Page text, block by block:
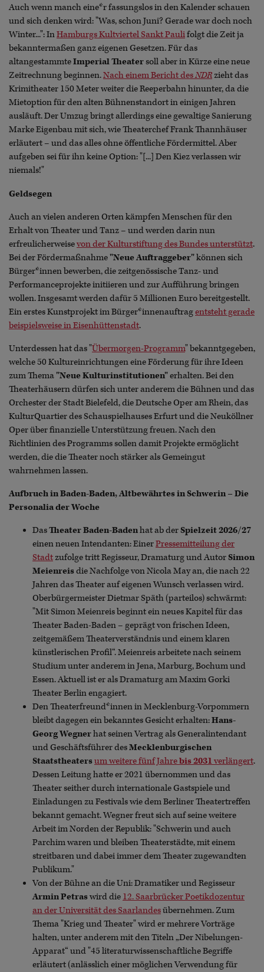
Auch wenn manch eine*r fassungslos in den Kalender schauen
und sich denken wird: "Was, schon Juni? Gerade war doch noch
Winter...": InHamburgs Kultviertel Sankt Paulifolgt die Zeit ja
bekanntermaßen ganz eigenen Gesetzen. Für das
altangestammteImperial Theatersoll aber in Kürze eine neue
Zeitrechnung beginnen.Nach einem Bericht desNDRzieht das
Krimitheater 150 Meter weiter die Reeperbahn hinunter, da die
Mietoption für den alten Bühnenstandort in einigen Jahren
ausläuft. Der Umzug bringt allerdings eine gewaltige Sanierung
Marke Eigenbau mit sich, wie Theaterchef Frank Thannhäuser
erläutert – und das alles ohne öffentliche Fördermittel. Aber
aufgeben sei für ihn keine Option: "[...] Den Kiez verlassen wir
niemals!"
Geldsegen
Auch an vielen anderen Orten kämpfen Menschen für den
Erhalt von Theater und Tanz – und werden darin nun
erfreulicherweisevon der Kulturstiftung des Bundes unterstützt.
Bei der Fördermaßnahme"Neue Auftraggeber"können sich
Bürger*innen bewerben, die zeitgenössische Tanz- und
Performanceprojekte initiieren und zur Aufführung bringen
wollen. Insgesamt werden dafür 5 Millionen Euro bereitgestellt.
Ein erstes Kunstprojekt im Bürger*innenauftragentsteht gerade
beispielsweise in Eisenhüttenstadt.
Unterdessen hat das "Übermorgen-Programm" bekanntgegeben,
welche 50 Kultureinrichtungen eine Förderung für ihre Ideen
zum Thema"Neue Kulturinstitutionen"erhalten. Bei den
Theaterhäusern dürfen sich unter anderem die Bühnen und das
Orchester der Stadt Bielefeld, die Deutsche Oper am Rhein, das
KulturQuartier des Schauspielhauses Erfurt und die Neuköllner
Oper über finanzielle Unterstützung freuen. Nach den
Richtlinien des Programms sollen damit Projekte ermöglicht
werden, die die Theater noch stärker als Gemeingut
wahrnehmen lassen.
Aufbruch in Baden-Baden, Altbewährtes in Schwerin – Die
Personalia der Woche
DasTheater Baden-Badenhat ab derSpielzeit 2026/27
einen neuen Intendanten: EinerPressemitteilung der
Stadtzufolge tritt Regisseur, Dramaturg und AutorSimon
Meienreisdie Nachfolge von Nicola May an, die nach 22
Jahren das Theater auf eigenen Wunsch verlassen wird.
Oberbürgermeister Dietmar Späth (parteilos) schwärmt:
"Mit Simon Meienreis beginnt ein neues Kapitel für das
Theater Baden-Baden – geprägt von frischen Ideen,
zeitgemäßem Theaterverständnis und einem klaren
künstlerischen Profil“. Meienreis arbeitete nach seinem
Studium unter anderem in Jena, Marburg, Bochum und
Essen. Aktuell ist er als Dramaturg am Maxim Gorki
Theater Berlin engagiert.
Den Theaterfreund*innen in Mecklenburg-Vorpommern
bleibt dagegen ein bekanntes Gesicht erhalten:Hans-
Georg Wegnerhat seinen Vertrag als Generalintendant
und Geschäftsführer desMecklenburgischen
Staatstheatersum weitere fünf Jahrebis 2031 verlängert.
Dessen Leitung hatte er 2021 übernommen und das
Theater seither durch internationale Gastspiele und
Einladungen zu Festivals wie dem Berliner Theatertreffen
bekannt gemacht. Wegner freut sich auf seine weitere
Arbeit im Norden der Republik: "Schwerin und auch
Parchim waren und bleiben Theaterstädte, mit einem
streitbaren und dabei immer dem Theater zugewandten
Publikum."
Von der Bühne an die Uni: Dramatiker und Regisseur
Armin Petraswird die 12. Saarbrücker Poetikdozentur
an der Universität des Saarlandesübernehmen. Zum
Thema "Krieg und Theater" wird er mehrere Vorträge
halten, unter anderem mit den Titeln „Der Nibelungen-
Apparat“ und "45 literaturwissenschaftliche Begriffe
erläutert (anlässlich einer möglichen Verwendung für